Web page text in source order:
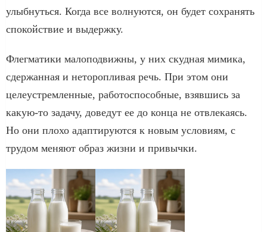
улыбнуться. Когда все волнуются, он будет сохранять
спокойствие и выдержку.
Флегматики малоподвижны, у них скудная мимика,
сдержанная и неторопливая речь. При этом они
целеустремленные, работоспособные, взявшись за
какую-то задачу, доведут ее до конца не отвлекаясь.
Но они плохо адаптируются к новым условиям, с
трудом меняют образ жизни и привычки.